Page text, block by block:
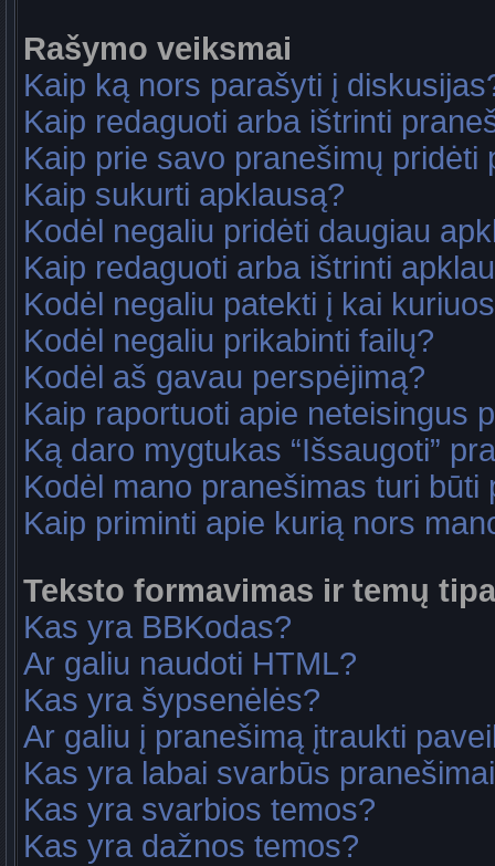
Rašymo veiksmai
Kaip ką nors parašyti į
Kaip redaguoti arba ištrinti
Kaip prie savo pranešimų pridėti
Kaip sukurti apklausą?
Kodėl negaliu pridėti daugiau
Kaip redaguoti arba ištrinti
Kodėl negaliu patekti į kai
Kodėl negaliu prikabinti failų?
Kodėl aš gavau perspėjimą?
Kaip raportuoti apie neteisingus
Ką daro mygtukas “Išsaugoti”
Kodėl mano pranešimas turi būti
Kaip priminti apie kurią nors
Teksto formavimas ir temų
Kas yra BBKodas?
Ar galiu naudoti HTML?
Kas yra šypsenėlės?
Ar galiu į pranešimą įtraukti
Kas yra labai svarbūs
Kas yra svarbios temos?
Kas yra dažnos temos?